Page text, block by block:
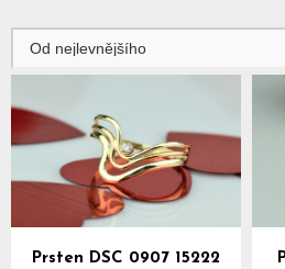
Prsten DSC 0907 15222